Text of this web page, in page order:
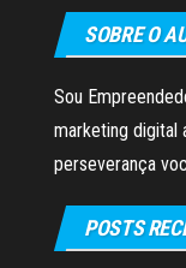
SOBRE O
Sou
marketing digital
perseverança
POSTS